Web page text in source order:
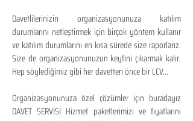
Davetlilerinizin organizasyonunuza katılım
durumlarını netleştirmek için birçok yöntem kullanır
ve katılım durumlarını en kısa sürede size raporlarız.
Size de organizasyonunuzun keyfini çıkarmak kalır.
Hep söylediğimiz gibi her davetten önce bir LCV...
Organizasyonunuza özel çözümler için buradayız
DAVET SERVİSİ Hizmet paketlerimizi ve fiyatlarını